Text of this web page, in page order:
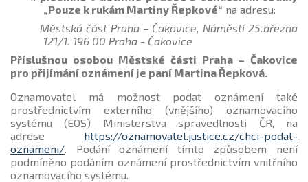
„Pouze k rukám Martiny Řepkové“ na adresu:
Městská část Praha – Čakovice, Náměstí 25.března
121/1. 196 00 Praha - Čakovice
Příslušnou osobou Městské části Praha – Čakovice
pro přijímání oznámení je paní Martina Řepková.
Oznamovatel má možnost podat oznámení také
prostřednictvím externího (vnějšího) oznamovacího
systému (EOS) Ministerstva spravedlnosti ČR, na
adrese https://oznamovatel.justice.cz/chci-podat-
oznameni/. Podání oznámení tímto způsobem není
podmíněno podáním oznámení prostřednictvím vnitřního
oznamovacího systému.